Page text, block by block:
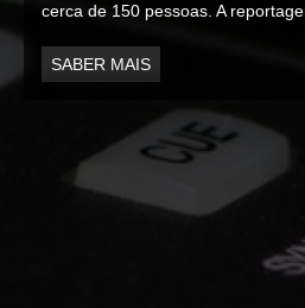
cerca de 150 pessoas. A
SABER MAIS